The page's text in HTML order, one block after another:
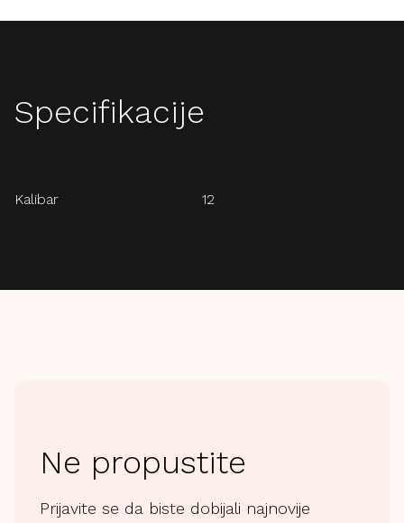
Specifikacije
Kalibar 12
Ne propustite
Prijavite se da biste dobijali najnovije